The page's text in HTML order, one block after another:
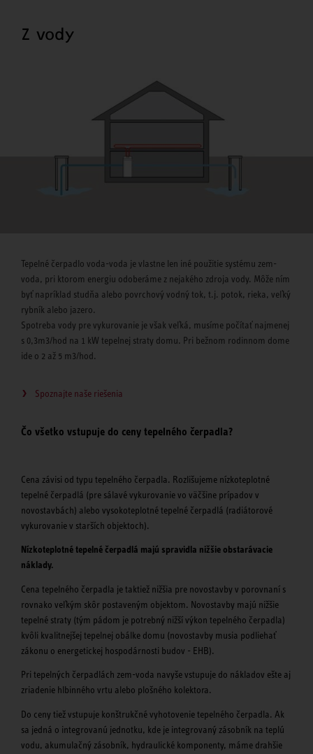
Z vody
Tepelné čerpadlo voda-voda je vlastne len iné použitie systému zem-
voda, pri ktorom energiu odoberáme z nejakého zdroja vody. Môže ním
byť napríklad studňa alebo povrchový vodný tok, t.j. potok, rieka, veľký
rybník alebo jazero.
Spotreba vody pre vykurovanie je však veľká, musíme počítať najmenej
s 0,3m3/hod na 1 kW tepelnej straty domu. Pri bežnom rodinnom dome
ide o 2 až 5 m3/hod.
Spoznajte naše riešenia
Čo všetko vstupuje do ceny tepelného čerpadla?
Cena závisi od typu tepelného čerpadla. Rozlišujeme nízkoteplotné
tepelné čerpadlá (pre sálavé vykurovanie vo väčšine prípadov v
novostavbách) alebo vysokoteplotné tepelné čerpadlá (radiátorové
vykurovanie v starších objektoch).
Nízkoteplotné tepelné čerpadlá majú spravidla nižšie obstarávacie
náklady.
Cena tepelného čerpadla je taktiež nižšia pre novostavby v porovnaní s
rovnako veľkým skôr postaveným objektom. Novostavby majú nižšie
tepelné straty (tým pádom je potrebný nižší výkon tepelného čerpadla)
kvôli kvalitnejšej tepelnej obálke domu (novostavby musia podliehať
zákonu o energetickej hospodárnosti budov - EHB).
Pri tepelných čerpadlách zem-voda navyše vstupuje do nákladov ešte aj
zriadenie hlbinného vrtu alebo plošného kolektora.
Do ceny tiež vstupuje konštrukčné vyhotovenie tepelného čerpadla. Ak
sa jedná o integrovanú jednotku, kde je integrovaný zásobník na teplú
vodu, akumulačný zásobník, hydraulické komponenty, máme drahšie